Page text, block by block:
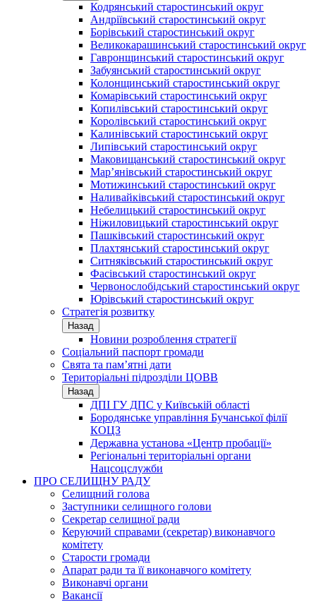
Кодрянський старостинський округ
Андріївський старостинський округ
Борівський старостинський округ
Великокарашинський старостинський округ
Гавронщинський старостинський округ
Забуянський старостинський округ
Колонщинський старостинський округ
Комарівський старостинський округ
Копилівський старостинський округ
Королівський старостинський округ
Калинівський старостинський округ
Липівський старостинський округ
Маковищанський старостинський округ
Мар’янівський старостинський округ
Мотижинський старостинський округ
Наливайківський старостинський округ
Небелицький старостинський округ
Ніжиловицький старостинський округ
Пашківський старостинський округ
Плахтянський старостинський округ
Ситняківський старостинський округ
Фасівський старостинський округ
Червонослобідський старостинський округ
Юрівський старостинський округ
Стратегія розвитку
Назад
Новини розроблення стратегії
Соціальний паспорт громади
Свята та пам’ятні дати
Територіальні підрозділи ЦОВВ
Назад
ДПІ ГУ ДПС у Київській області
Бородянське управління Бучанської філії
КОЦЗ
Державна установа «Центр пробації»
Регіональні територіальні органи
Нацсоцслужби
ПРО СЕЛИЩНУ РАДУ
Селищний голова
Заступники селищного голови
Секретар селищної ради
Керуючий справами (секретар) виконавчого
комітету
Старости громади
Апарат ради та її виконавчого комітету
Виконавчі органи
Вакансії